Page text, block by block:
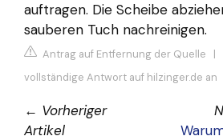
auftragen. Die Scheibe
sauberen Tuch nachreinigen.
Antrag auf Entfernung der Quelle |
vollständige Antwort auf hilzinger.de an
← Vorheriger
Artikel